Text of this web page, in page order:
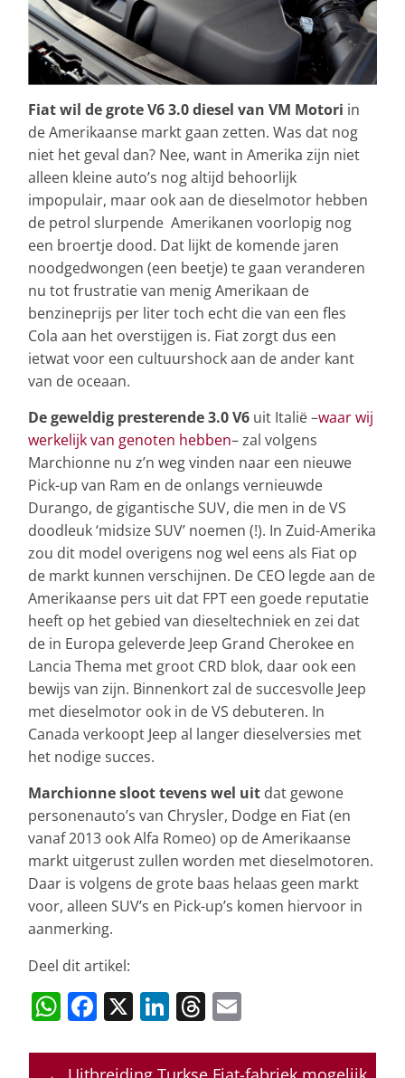
Fiat wil de grote V6 3.0 diesel van VM Motori in
de Amerikaanse markt gaan zetten. Was dat nog
niet het geval dan? Nee, want in Amerika zijn niet
alleen kleine auto’s nog altijd behoorlijk
impopulair, maar ook aan de dieselmotor hebben
de petrol slurpende Amerikanen voorlopig nog
een broertje dood. Dat lijkt de komende jaren
noodgedwongen (een beetje) te gaan veranderen
nu tot frustratie van menig Amerikaan de
benzineprijs per liter toch echt die van een fles
Cola aan het overstijgen is. Fiat zorgt dus een
ietwat voor een cultuurshock aan de ander kant
van de oceaan.
De geweldig presterende 3.0 V6 uit Italië –waar wij
werkelijk van genoten hebben– zal volgens
Marchionne nu z’n weg vinden naar een nieuwe
Pick-up van Ram en de onlangs vernieuwde
Durango, de gigantische SUV, die men in de VS
doodleuk ‘midsize SUV’ noemen (!). In Zuid-Amerika
zou dit model overigens nog wel eens als Fiat op
de markt kunnen verschijnen. De CEO legde aan de
Amerikaanse pers uit dat FPT een goede reputatie
heeft op het gebied van dieseltechniek en zei dat
de in Europa geleverde Jeep Grand Cherokee en
Lancia Thema met groot CRD blok, daar ook een
bewijs van zijn. Binnenkort zal de succesvolle Jeep
met dieselmotor ook in de VS debuteren. In
Canada verkoopt Jeep al langer dieselversies met
het nodige succes.
Marchionne sloot tevens wel uit dat gewone
personenauto’s van Chrysler, Dodge en Fiat (en
vanaf 2013 ook Alfa Romeo) op de Amerikaanse
markt uitgerust zullen worden met dieselmotoren.
Daar is volgens de grote baas helaas geen markt
voor, alleen SUV’s en Pick-up’s komen hiervoor in
aanmerking.
Deel dit artikel:
W
at
F
c
X Li
k
T
re ai